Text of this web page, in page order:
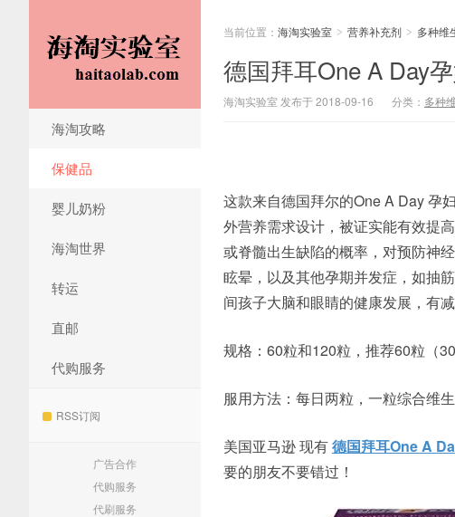
海淘攻略
保健品
婴儿奶粉
海淘世界
转运
直邮
代购服务
RSS订阅
广告合作
代购服务
代刷服务
当前位置： 海淘实验室 > 营养补充剂 > 多种维
德国拜耳One A Day
海淘实验室 发布于 2018-09-16 分类： 多种
这款来自德国拜尔的One A Day 孕
外营养需求设计，被证实能有效提
或脊髓出生缺陷的概率，对预防神
眩晕，以及其他孕期并发症，如抽
间孩子大脑和眼睛的健康发展，有
规格：60粒和120粒，推荐60粒（
服用方法：每日两粒，一粒综合维
美国亚马逊 现有德国拜耳One A
要的朋友不要错过！